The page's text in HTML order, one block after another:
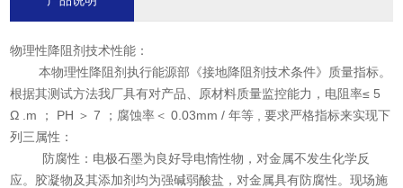
物理性降阻剂技术性能：
本物理性降阻剂执行能源部《接地降阻剂技术条件》质量指标。
根据其测试方法我厂具有对产品、原材料质量监控能力，电阻率≤ 5
Ω .m ； PH ＞ 7 ；腐蚀率＜ 0.03mm / 年等 , 要求严格指标来实现下
列三属性：
防腐性：电极石墨为良好导电惰性物，对金属不发生化学反
应。胶凝物及其添加剂均为强碱弱酸盐，对金属具有防腐性。现场施